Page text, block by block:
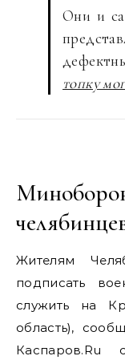
Они и
топку
Жителям
подписать
служить на
область),
Каспаров.Ru